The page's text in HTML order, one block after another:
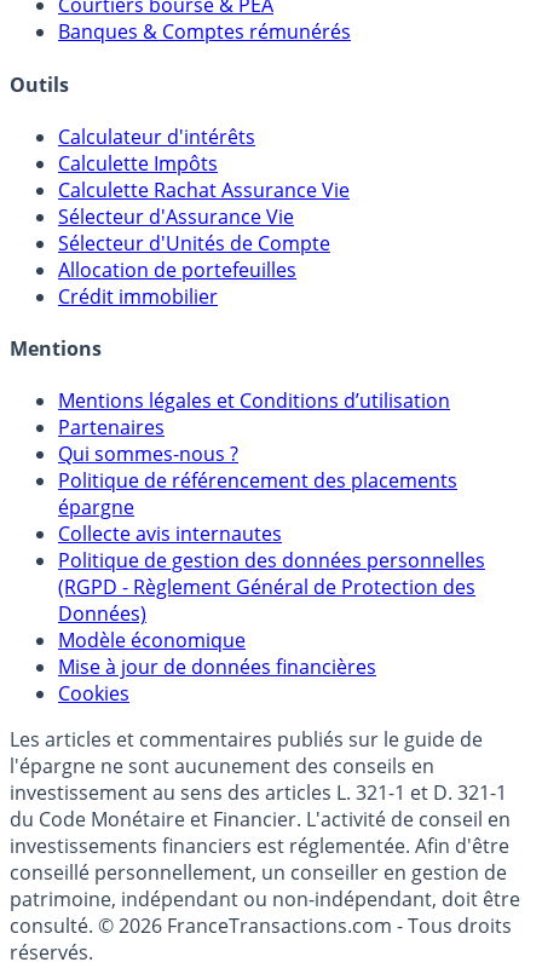
Banques & Comptes rémunérés
Outils
Calculateur d'intérêts
Calculette Impôts
Calculette Rachat Assurance Vie
Sélecteur d'Assurance Vie
Sélecteur d'Unités de Compte
Allocation de portefeuilles
Crédit immobilier
Mentions
Mentions légales et Conditions d’utilisation
Partenaires
Qui sommes-nous ?
Politique de référencement des placements
épargne
Collecte avis internautes
Politique de gestion des données personnelles
(RGPD - Règlement Général de Protection des
Données)
Modèle économique
Mise à jour de données financières
Cookies
Les articles et commentaires publiés sur le guide de
l'épargne ne sont aucunement des conseils en
investissement au sens des articles L. 321-1 et D. 321-1
du Code Monétaire et Financier. L'activité de conseil en
investissements financiers est réglementée. Afin d'être
conseillé personnellement, un conseiller en gestion de
patrimoine, indépendant ou non-indépendant, doit être
consulté. © 2026 FranceTransactions.com - Tous droits
réservés.